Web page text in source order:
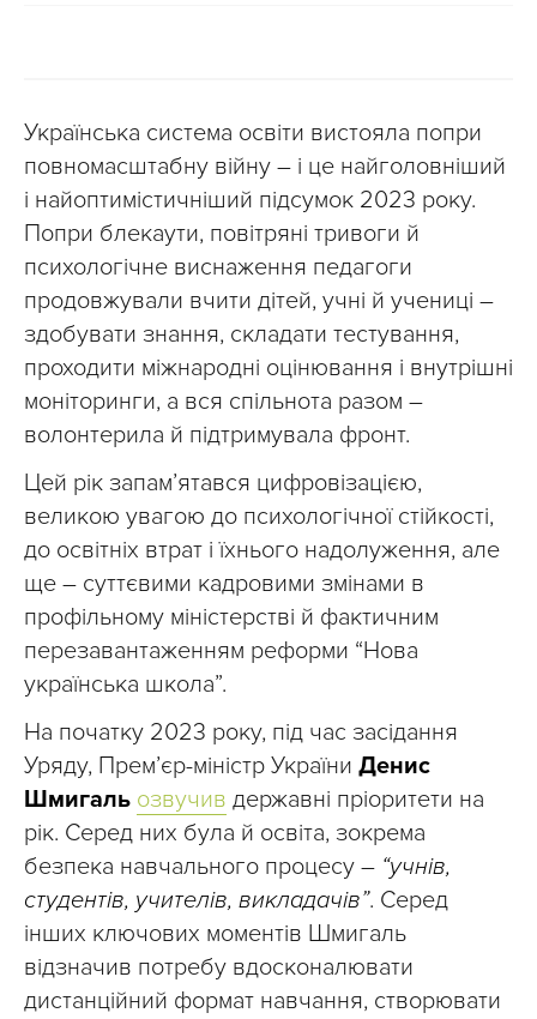
Українська система освіти вистояла попри
повномасштабну війну – і це найголовніший
і найоптимістичніший підсумок 2023 року.
Попри блекаути, повітряні тривоги й
психологічне виснаження педагоги
продовжували вчити дітей, учні й учениці –
здобувати знання, складати тестування,
проходити міжнародні оцінювання і внутрішні
моніторинги, а вся спільнота разом –
волонтерила й підтримувала фронт.
Цей рік запам’ятався цифровізацією,
великою увагою до психологічної стійкості,
до освітніх втрат і їхнього надолуження, але
ще – суттєвими кадровими змінами в
профільному міністерстві й фактичним
перезавантаженням реформи “Нова
українська школа”.
На початку 2023 року, під час засідання
Уряду, Прем’єр-міністр України Денис
Шмигаль озвучив державні пріоритети на
рік. Серед них була й освіта, зокрема
безпека навчального процесу – “учнів,
студентів, учителів, викладачів”. Серед
інших ключових моментів Шмигаль
відзначив потребу вдосконалювати
дистанційний формат навчання, створювати